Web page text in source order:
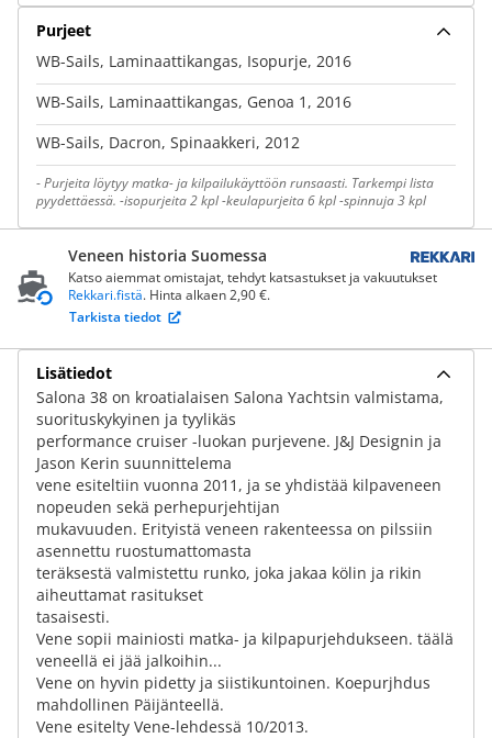
Purjeet
WB-Sails, Laminaattikangas, Isopurje, 2016
WB-Sails, Laminaattikangas, Genoa 1, 2016
WB-Sails, Dacron, Spinaakkeri, 2012
-Purjeita löytyy matka- ja kilpailukäyttöön runsaasti. Tarkempi lista
pyydettäessä. -isopurjeita 2 kpl -keulapurjeita 6 kpl -spinnuja 3 kpl
Veneen historia Suomessa
Katso aiemmat omistajat, tehdyt katsastukset ja vakuutukset
Rekkari.fistä. Hinta alkaen 2,90 €.
Tarkista tiedot
Lisätiedot
Salona 38 on kroatialaisen Salona Yachtsin valmistama,
suorituskykyinen ja tyylikäs
performance cruiser -luokan purjevene. J&J Designin ja
Jason Kerin suunnittelema
vene esiteltiin vuonna 2011, ja se yhdistää kilpaveneen
nopeuden sekä perhepurjehtijan
mukavuuden. Erityistä veneen rakenteessa on pilssiin
asennettu ruostumattomasta
teräksestä valmistettu runko, joka jakaa kölin ja rikin
aiheuttamat rasitukset
tasaisesti.
Vene sopii mainiosti matka- ja kilpapurjehdukseen. täälä
veneellä ei jää jalkoihin...
Vene on hyvin pidetty ja siistikuntoinen. Koepurjhdus
mahdollinen Päijänteellä.
Vene esitelty Vene-lehdessä 10/2013.